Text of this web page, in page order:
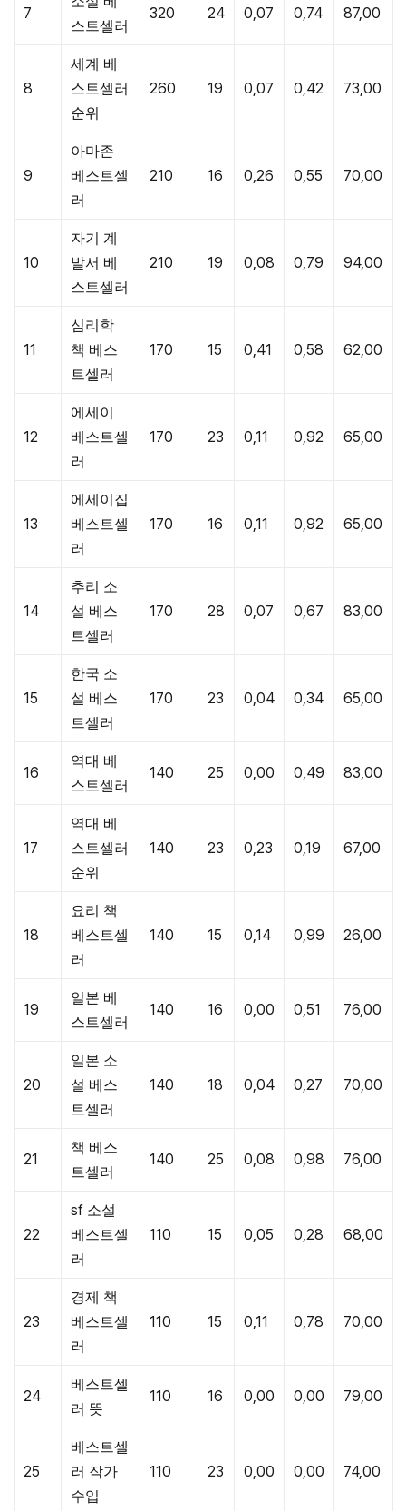
7
스트셀러
320 24 0,07 0,74 87,00
8
세계 베
스트셀러
순위
260 19 0,07 0,42 73,00
9
아마존
베스트셀
러
210 16 0,26 0,55 70,00
10
자기 계
발서 베
스트셀러
210 19 0,08 0,79 94,00
11
심리학
책 베스
트셀러
170 15 0,41 0,58 62,00
12
에세이
베스트셀
러
170 23 0,11 0,92 65,00
13
에세이집
베스트셀
러
170 16 0,11 0,92 65,00
14
추리 소
설 베스
트셀러
170 28 0,07 0,67 83,00
15
한국 소
설 베스
트셀러
170 23 0,04 0,34 65,00
16
역대 베
스트셀러
140 25 0,00 0,49 83,00
17
역대 베
스트셀러
순위
140 23 0,23 0,19 67,00
18
요리 책
베스트셀
러
140 15 0,14 0,99 26,00
19
일본 베
스트셀러
140 16 0,00 0,51 76,00
20
일본 소
설 베스
트셀러
140 18 0,04 0,27 70,00
21
책 베스
트셀러
140 25 0,08 0,98 76,00
22
sf 소설
베스트셀
러
110 15 0,05 0,28 68,00
23
경제 책
베스트셀
러
110 15 0,11 0,78 70,00
24
베스트셀
러 뜻
110 16 0,00 0,00 79,00
25
베스트셀
러 작가
수입
110 23 0,00 0,00 74,00